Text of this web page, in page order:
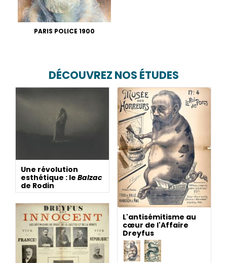
PARIS POLICE 1900
DÉCOUVREZ NOS ÉTUDES
Une révolution
esthétique : le Balzac
de Rodin
L'antisémitisme au
cœur de l'Affaire
Dreyfus